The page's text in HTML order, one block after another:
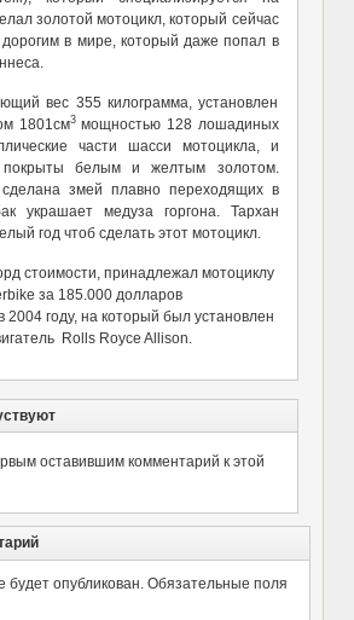
золотой мотоцикл, который сейчас
в мире, который даже попал в
вес 355 килограмма, установлен
1801см3мощностью 128 лошадиных
части шасси мотоцикла, и
покрыты белым и желтым золотом.
змей плавно переходящих в
украшает медуза горгона. Тархан
год чтоб сделать этот мотоцикл.
стоимости, принадлежал мотоциклу
за 185.000 долларов
2004 году, на который был установлен
Rolls Royce Allison.
оставившим комментарий к этой
опубликован. Обязательные поля